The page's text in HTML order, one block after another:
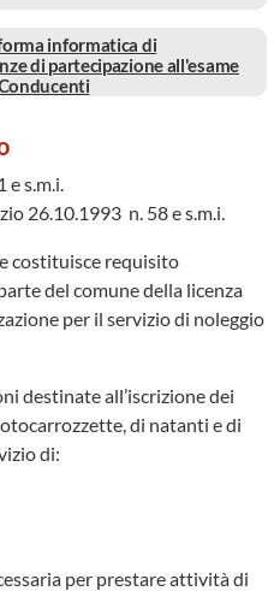
informatica di
di partecipazione all'esame
e s.m.i.
26.10.1993 n. 58 e s.m.i.
costituisce requisito
del comune della licenza
per il servizio di noleggio
destinate all’iscrizione dei
di natanti e di
di:
per prestare attività di